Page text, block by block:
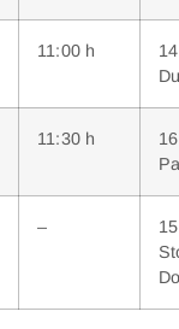
11:00 h
11:30 h
–